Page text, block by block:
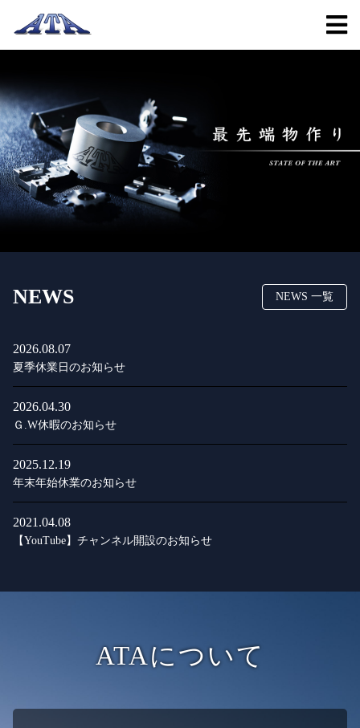
NEWS NEWS 一覧
2026.08.07
夏季休業日のお知らせ
2026.04.30
Ｇ.W休暇のお知らせ
2025.12.19
年末年始休業のお知らせ
2021.04.08
【YouTube】チャンネル開設のお知らせ
ATAについて